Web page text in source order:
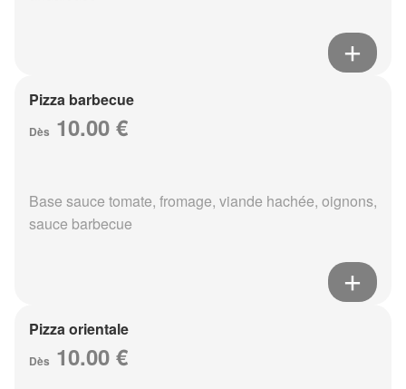
Pizza barbecue
Dès 10.00 €
Base sauce tomate, fromage, viande hachée, oignons,
sauce barbecue
Pizza orientale
Dès 10.00 €